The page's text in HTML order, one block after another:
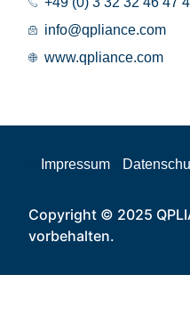
info@qpliance.com
www.qpliance.com
Impressum
Copyright © 2025
vorbehalten.